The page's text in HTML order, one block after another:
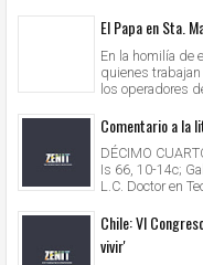
El Papa en Sta.
En la homilía de
quienes
los operadores
Comentario a la
DÉCIMO
Is 66, 10-14c;
L.C. Doctor en
Chile: VI
vivir'